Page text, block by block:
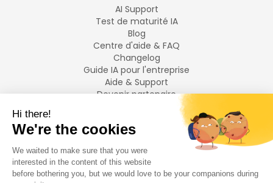
AI Support
Test de maturité IA
Blog
Centre d'aide & FAQ
Changelog
Guide IA pour l'entreprise
Aide & Support
Devenir partenaire
LANGUES
Français
English